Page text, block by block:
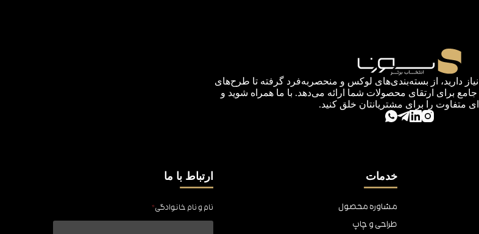
دارید، از بسته‌بندی‌های لوکس و منحصربه‌فرد گرفته تا طرح‌های
جامع برای ارتقای محصولات شما ارائه می‌دهد. با ما همراه شوید و
متفاوت را برای مشتریانتان خلق کنید.
خدمات
مشاوره محصول
طراحی و چاپ
ارتباط با ما
نام و نام خانوادگی*